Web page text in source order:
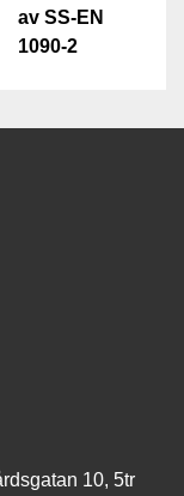
10, 5tr